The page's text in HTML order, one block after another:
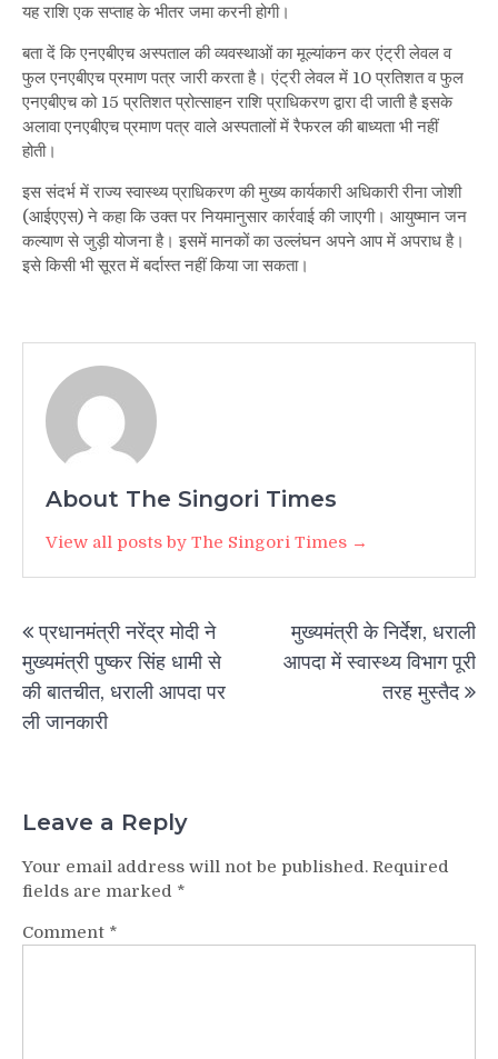
यह राशि एक सप्ताह के भीतर जमा करनी होगी।
बता दें कि एनएबीएच अस्पताल की व्यवस्थाओं का मूल्यांकन कर एंट्री लेवल व
फुल एनएबीएच प्रमाण पत्र जारी करता है। एंट्री लेवल में 10 प्रतिशत व फुल
एनएबीएच को 15 प्रतिशत प्रोत्साहन राशि प्राधिकरण द्वारा दी जाती है इसके
अलावा एनएबीएच प्रमाण पत्र वाले अस्पतालों में रैफरल की बाध्यता भी नहीं
होती।
इस संदर्भ में राज्य स्वास्थ्य प्राधिकरण की मुख्य कार्यकारी अधिकारी रीना जोशी
(आईएएस) ने कहा कि उक्त पर नियमानुसार कार्रवाई की जाएगी। आयुष्मान जन
कल्याण से जुड़ी योजना है। इसमें मानकों का उल्लंघन अपने आप में अपराध है।
इसे किसी भी सूरत में बर्दास्त नहीं किया जा सकता।
About The Singori Times
View all posts by The Singori Times →
navigation
प्रधानमंत्री नरेंद्र मोदी ने
मुख्यमंत्री पुष्कर सिंह धामी से
की बातचीत, धराली आपदा पर
ली जानकारी
मुख्यमंत्री के निर्देश, धराली
आपदा में स्वास्थ्य विभाग पूरी
तरह मुस्तैद
Leave a Reply
Your email address will not be published. Required
fields are marked *
Comment *